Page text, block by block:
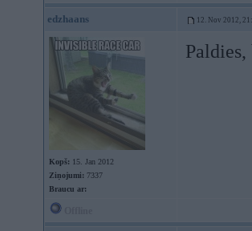
edzhaans 12. Nov 2012,
Kopš: 15. Jan 2012
Ziņojumi: 7337
Braucu ar: